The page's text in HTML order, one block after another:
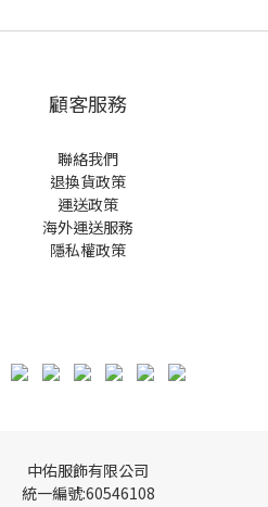
顧客服務
聯絡我們
退換貨政策
運送政策
海外運送服務
隱私權政策
中佑服飾有限公司
統一編號:60546108